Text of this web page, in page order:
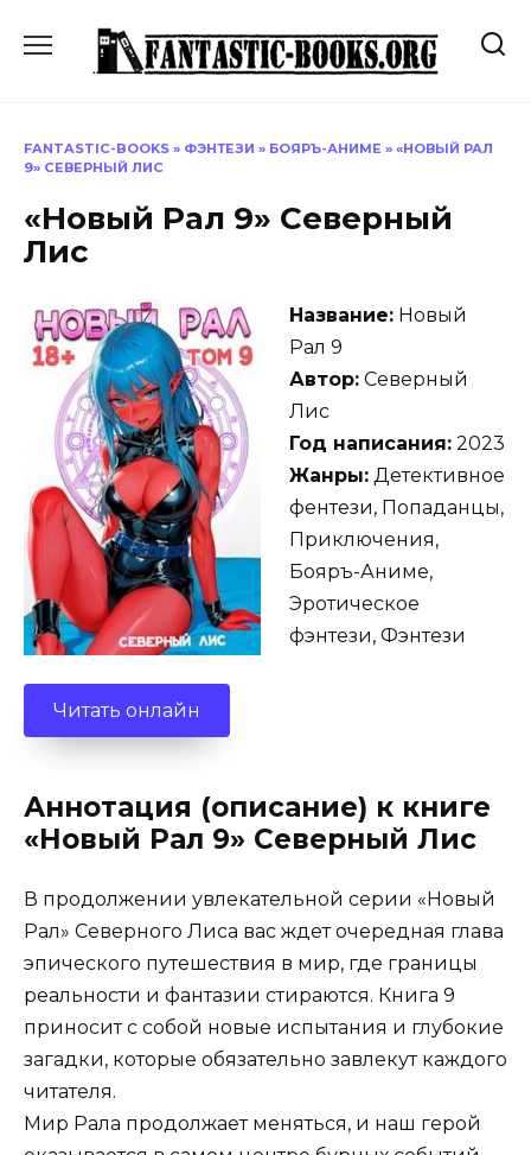
содержанию
FANTASTIC-BOOKS » ФЭНТЕЗИ » БОЯРЪ-АНИМЕ » «НОВЫЙ РАЛ
9» СЕВЕРНЫЙ ЛИС
«Новый Рал 9» Северный
Лис
Название: Новый
Рал 9
Автор: Северный
Лис
Год написания: 2023
Жанры: Детективное
фентези, Попаданцы,
Приключения,
Бояръ-Аниме,
Эротическое
фэнтези, Фэнтези
Читать онлайн
Аннотация (описание) к книге
«Новый Рал 9» Северный Лис
В продолжении увлекательной серии «Новый
Рал» Северного Лиса вас ждет очередная глава
эпического путешествия в мир, где границы
реальности и фантазии стираются. Книга 9
приносит с собой новые испытания и глубокие
загадки, которые обязательно завлекут каждого
читателя.
Мир Рала продолжает меняться, и наш герой